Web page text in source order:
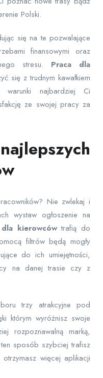
Polski.
się na te pozwalające
finansowymi oraz
stresu. Praca dla
się z trudnym kawałkiem
najbardziej Ci
ze swojej pracy za
Nie zwlekaj i
wystaw ogłoszenie na
kierowcówtrafią do
filtrów będą mogły
do ich umiejętności,
na danej trasie czy z
trzy atrakcyjne pod
którym wyróżnisz swoje
rozpoznawalną marką,
sposób szybciej trafisz
więcej aplikacji